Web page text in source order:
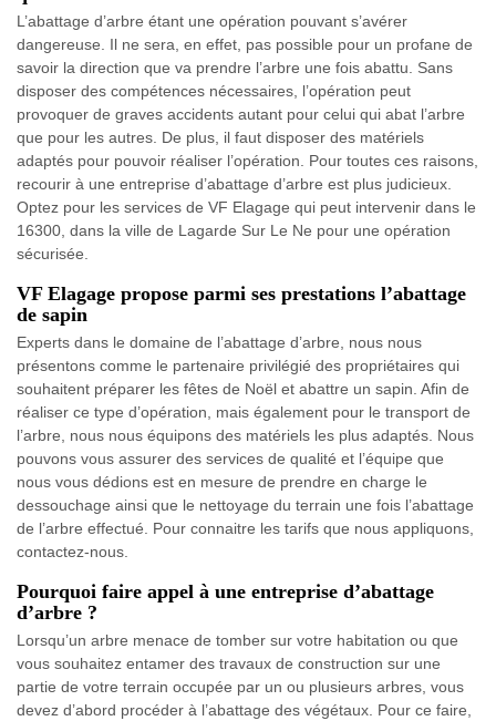
L’abattage d’arbre étant une opération pouvant s’avérer
dangereuse. Il ne sera, en effet, pas possible pour un profane de
savoir la direction que va prendre l’arbre une fois abattu. Sans
disposer des compétences nécessaires, l’opération peut
provoquer de graves accidents autant pour celui qui abat l’arbre
que pour les autres. De plus, il faut disposer des matériels
adaptés pour pouvoir réaliser l’opération. Pour toutes ces raisons,
recourir à une entreprise d’abattage d’arbre est plus judicieux.
Optez pour les services de VF Elagage qui peut intervenir dans le
16300, dans la ville de Lagarde Sur Le Ne pour une opération
sécurisée.
VF Elagage propose parmi ses prestations l’abattage
de sapin
Experts dans le domaine de l’abattage d’arbre, nous nous
présentons comme le partenaire privilégié des propriétaires qui
souhaitent préparer les fêtes de Noël et abattre un sapin. Afin de
réaliser ce type d’opération, mais également pour le transport de
l’arbre, nous nous équipons des matériels les plus adaptés. Nous
pouvons vous assurer des services de qualité et l’équipe que
nous vous dédions est en mesure de prendre en charge le
dessouchage ainsi que le nettoyage du terrain une fois l’abattage
de l’arbre effectué. Pour connaitre les tarifs que nous appliquons,
contactez-nous.
Pourquoi faire appel à une entreprise d’abattage
d’arbre ?
Lorsqu’un arbre menace de tomber sur votre habitation ou que
vous souhaitez entamer des travaux de construction sur une
partie de votre terrain occupée par un ou plusieurs arbres, vous
devez d’abord procéder à l’abattage des végétaux. Pour ce faire,